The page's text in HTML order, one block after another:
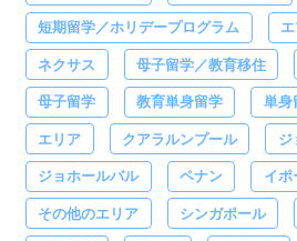
短期留学／ホリデープログラム
ネクサス 母子留学／教育移住
母子留学 教育単身留学 単身
エリア クアラルンプール ジ
ジョホールバル ペナン イポ
その他のエリア シンガポール